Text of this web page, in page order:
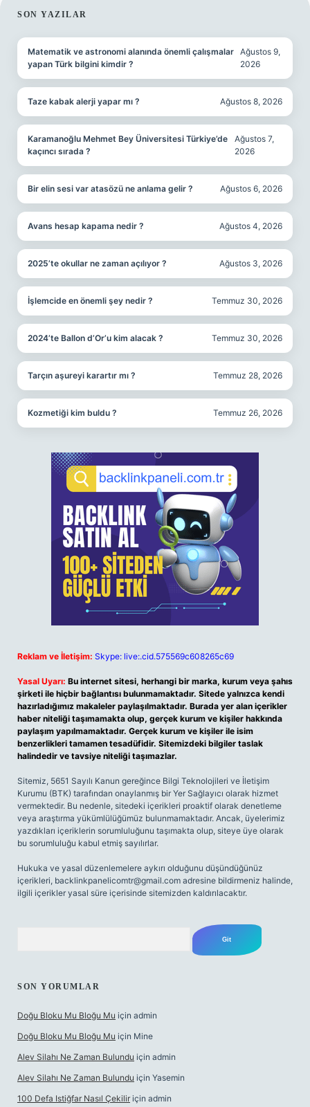
SIDEBAR
SON YAZILAR
Matematik ve astronomi alanında önemli çalışmalar
yapan Türk bilgini kimdir ?
Ağustos 9,
2026
Taze kabak alerji yapar mı ? Ağustos 8, 2026
Karamanoğlu Mehmet Bey Üniversitesi Türkiye’de
kaçıncı sırada ?
Ağustos 7,
2026
Bir elin sesi var atasözü ne anlama gelir ? Ağustos 6, 2026
Avans hesap kapama nedir ? Ağustos 4, 2026
2025’te okullar ne zaman açılıyor ? Ağustos 3, 2026
İşlemcide en önemli şey nedir ? Temmuz 30, 2026
2024’te Ballon d’Or’u kim alacak ? Temmuz 30, 2026
Tarçın aşureyi karartır mı ? Temmuz 28, 2026
Kozmetiği kim buldu ? Temmuz 26, 2026
Reklam ve İletişim: Skype: live:.cid.575569c608265c69
Yasal Uyarı: Bu internet sitesi, herhangi bir marka, kurum veya şahıs
şirketi ile hiçbir bağlantısı bulunmamaktadır. Sitede yalnızca kendi
hazırladığımız makaleler paylaşılmaktadır. Burada yer alan içerikler
haber niteliği taşımamakta olup, gerçek kurum ve kişiler hakkında
paylaşım yapılmamaktadır. Gerçek kurum ve kişiler ile isim
benzerlikleri tamamen tesadüfidir. Sitemizdeki bilgiler taslak
halindedir ve tavsiye niteliği taşımazlar.
Sitemiz, 5651 Sayılı Kanun gereğince Bilgi Teknolojileri ve İletişim
Kurumu (BTK) tarafından onaylanmış bir Yer Sağlayıcı olarak hizmet
vermektedir. Bu nedenle, sitedeki içerikleri proaktif olarak denetleme
veya araştırma yükümlülüğümüz bulunmamaktadır. Ancak, üyelerimiz
yazdıkları içeriklerin sorumluluğunu taşımakta olup, siteye üye olarak
bu sorumluluğu kabul etmiş sayılırlar.
Hukuka ve yasal düzenlemelere aykırı olduğunu düşündüğünüz
içerikleri, backlinkpanelicomtr@gmail.com adresine bildirmeniz halinde,
ilgili içerikler yasal süre içerisinde sitemizden kaldırılacaktır.
SON YORUMLAR
Doğu Bloku Mu Bloğu Mu için admin
Doğu Bloku Mu Bloğu Mu için Mine
Alev Silahı Ne Zaman Bulundu için admin
Alev Silahı Ne Zaman Bulundu için Yasemin
100 Defa Istiğfar Nasıl Çekilir için admin